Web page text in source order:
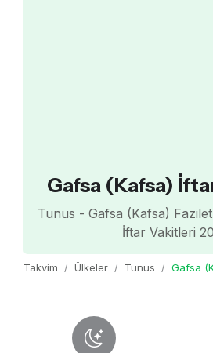
Gafsa (Kafsa)
Tunus - Gafsa (Kafsa)
İftar Vakitleri
Takvim Ülkeler Tunus Gafsa